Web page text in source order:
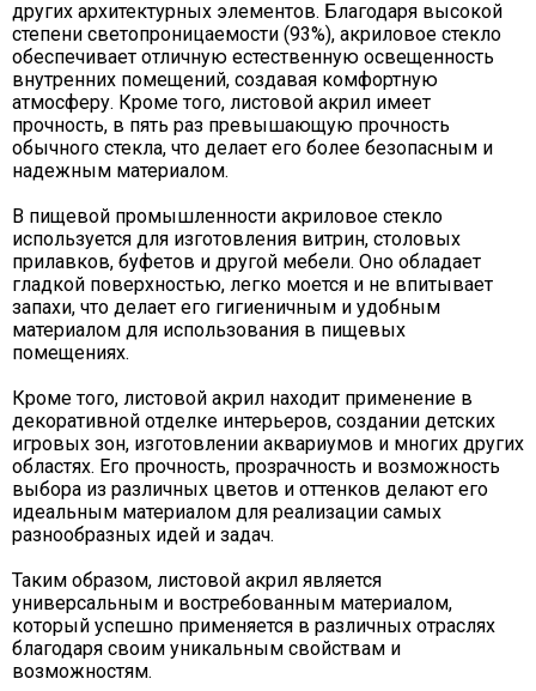
других архитектурных элементов. Благодаря высокой
степени светопроницаемости (93%), акриловое стекло
обеспечивает отличную естественную освещенность
внутренних помещений, создавая комфортную
атмосферу. Кроме того, листовой акрил имеет
прочность, в пять раз превышающую прочность
обычного стекла, что делает его более безопасным и
надежным материалом.
В пищевой промышленности акриловое стекло
используется для изготовления витрин, столовых
прилавков, буфетов и другой мебели. Оно обладает
гладкой поверхностью, легко моется и не впитывает
запахи, что делает его гигиеничным и удобным
материалом для использования в пищевых
помещениях.
Кроме того, листовой акрил находит применение в
декоративной отделке интерьеров, создании детских
игровых зон, изготовлении аквариумов и многих других
областях. Его прочность, прозрачность и возможность
выбора из различных цветов и оттенков делают его
идеальным материалом для реализации самых
разнообразных идей и задач.
Таким образом, листовой акрил является
универсальным и востребованным материалом,
который успешно применяется в различных отраслях
благодаря своим уникальным свойствам и
возможностям.